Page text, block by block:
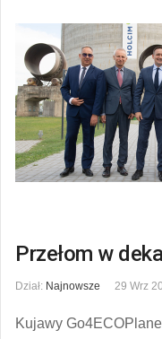
Przełom w
Dział: Najnowsze 29 Wrz
Kujawy